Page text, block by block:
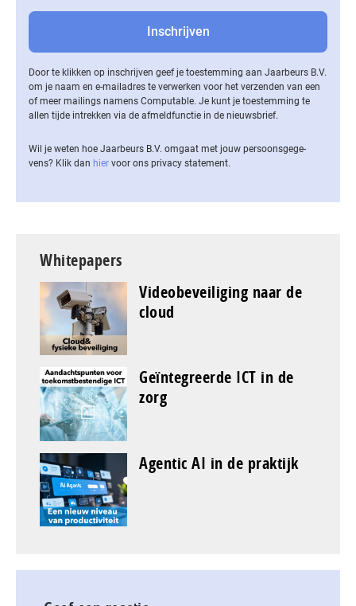
Door te klikken op inschrijven geef je toestemming aan Jaarbeurs B.V.
om je naam en e-mailadres te verwerken voor het verzenden van een
of meer mailings namens Computable. Je kunt je toestemming te
allen tijde intrekken via de af­meld­func­tie in de nieuwsbrief.
Wil je weten hoe Jaarbeurs B.V. omgaat met jouw per­soons­ge­ge­
vens? Klik dan hier voor ons privacy statement.
Whitepapers
Videobeveiliging naar de
cloud
Geïntegreerde ICT in de
zorg
Agentic AI in de praktijk